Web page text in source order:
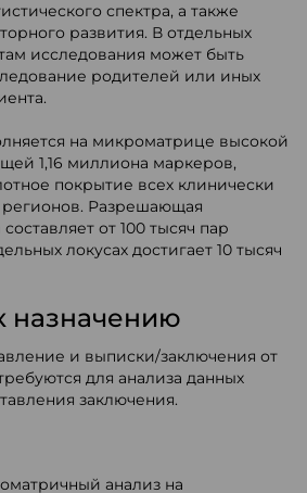
спектра, а также
развития. В отдельных
исследования может быть
родителей или иных
на микроматрице высокой
1,16 миллиона маркеров,
покрытие всех клинически
Разрешающая
от 100 тысяч пар
локусах достигает 10 тысяч
назначению
и выписки/заключения от
для анализа данных
заключения.
анализ на